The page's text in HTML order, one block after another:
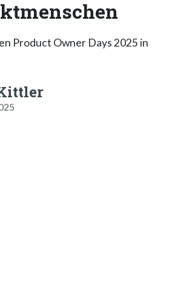
Product Owner Days 2025 in